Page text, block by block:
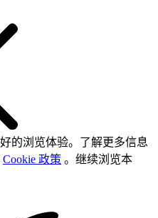
的浏览体验。了解更多信息
Cookie 政策 。继续浏览本